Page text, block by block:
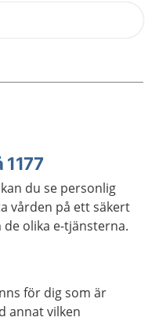
1177
du se personlig
vården på ett säkert
olika e-tjänsterna.
för dig som är
annat vilken